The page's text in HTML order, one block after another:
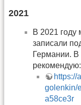
2021
В 2021 году
записали
Германии. В
рекомендую:
https://
golenkin/
a58ce3r